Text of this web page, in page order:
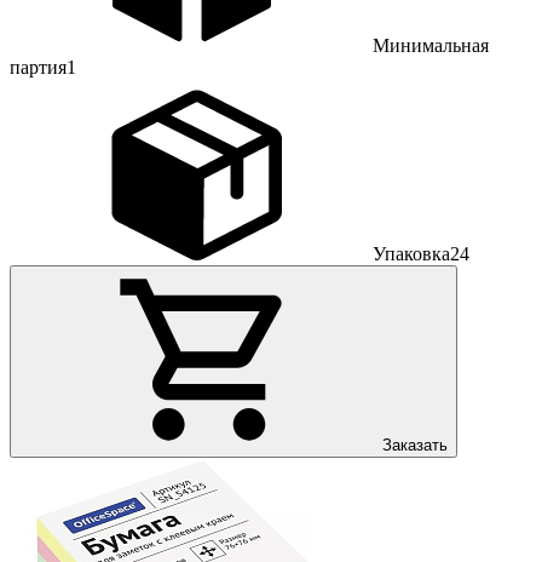
Минимальная
партия1
Упаковка24
Заказать